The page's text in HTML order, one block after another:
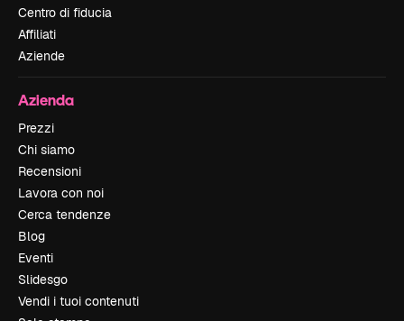
Centro di fiducia
Affiliati
Aziende
Azienda
Prezzi
Chi siamo
Recensioni
Lavora con noi
Cerca tendenze
Blog
Eventi
Slidesgo
Vendi i tuoi contenuti